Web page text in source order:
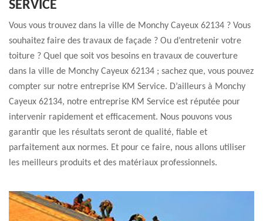
SERVICE
Vous vous trouvez dans la ville de Monchy Cayeux 62134 ? Vous
souhaitez faire des travaux de façade ? Ou d’entretenir votre
toiture ? Quel que soit vos besoins en travaux de couverture
dans la ville de Monchy Cayeux 62134 ; sachez que, vous pouvez
compter sur notre entreprise KM Service. D’ailleurs à Monchy
Cayeux 62134, notre entreprise KM Service est réputée pour
intervenir rapidement et efficacement. Nous pouvons vous
garantir que les résultats seront de qualité, fiable et
parfaitement aux normes. Et pour ce faire, nous allons utiliser
les meilleurs produits et des matériaux professionnels.